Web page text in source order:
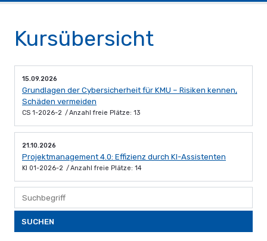
Kursübersicht
15.09.2026
Grundlagen der Cybersicherheit für KMU – Risiken kennen,
Schäden vermeiden
CS 1-2026-2 Anzahl freie Plätze: 13
21.10.2026
Projektmanagement 4.0: Effizienz durch KI-Assistenten
KI 01-2026-2 Anzahl freie Plätze: 14
SUCHEN